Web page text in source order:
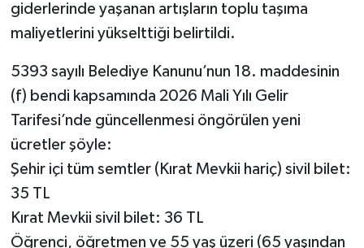
giderlerinde yaşanan artışların toplu taşıma
maliyetlerini yükselttiği belirtildi.
5393 sayılı Belediye Kanunu’nun 18. maddesinin
(f) bendi kapsamında 2026 Mali Yılı Gelir
Tarifesi’nde güncellenmesi öngörülen yeni
ücretler şöyle:
Şehir içi tüm semtler (Kırat Mevkii hariç) sivil bilet:
35 TL
Kırat Mevkii sivil bilet: 36 TL
Öğrenci, öğretmen ve 55 yaş üzeri (65 yaşından
Röportaj
Sağlık
SİYASET
Ulusal
Yaşam